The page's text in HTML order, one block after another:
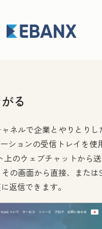
る
ネルで企業とやりとりし
ションの受信トレイを使
上のウェブチャットから
の画面から直接、または
返信できます。